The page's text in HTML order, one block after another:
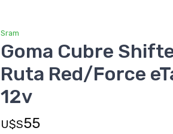
Sram
Goma Cubre
Ruta Red/Force
12v
U$S55